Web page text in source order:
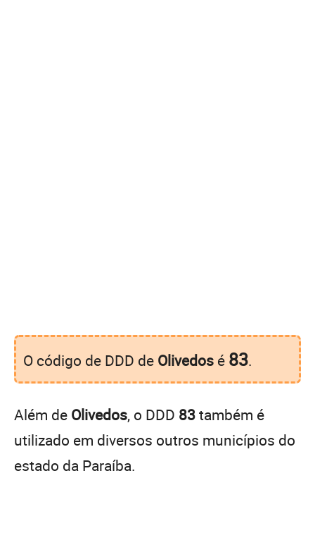
O código de DDD de Olivedos é 83.
Além de Olivedos, o DDD 83também é
utilizado em diversos outros municípios do
estado da Paraíba.